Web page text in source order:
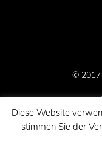
©
Diese Website
stimmen Sie der